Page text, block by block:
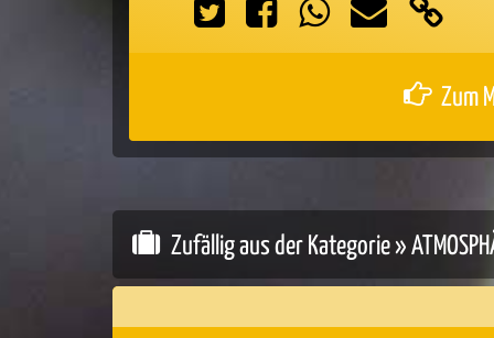
Zum
Zufällig aus der Kategorie »